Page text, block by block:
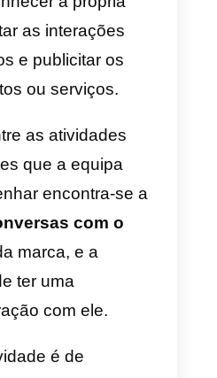
, numa ótica de
o Instagram
equipa